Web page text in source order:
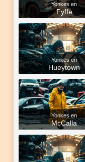
Yonkes en
Fyffe
Yonkes en
Hueytown
Yonkes en
McCalla